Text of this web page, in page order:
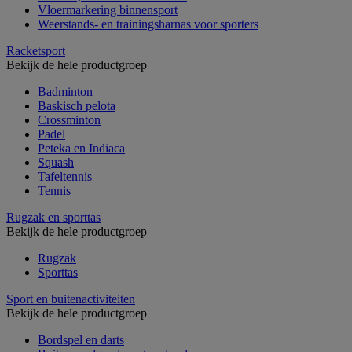
Vloermarkering binnensport
Weerstands- en trainingsharnas voor sporters
Racketsport
Bekijk de hele productgroep
Badminton
Baskisch pelota
Crossminton
Padel
Peteka en Indiaca
Squash
Tafeltennis
Tennis
Rugzak en sporttas
Bekijk de hele productgroep
Rugzak
Sporttas
Sport en buitenactiviteiten
Bekijk de hele productgroep
Bordspel en darts